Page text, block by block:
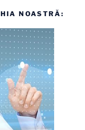
NOASTRĂ: